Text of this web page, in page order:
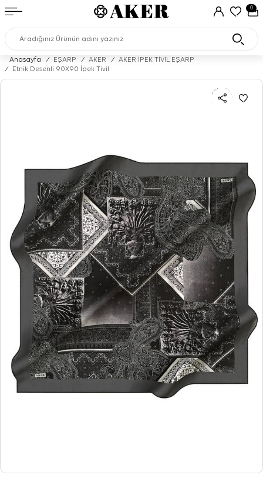
0
Anasayfa / EŞARP / AKER /
AKER İPEK TİVİL EŞARP
/
Etnik Desenli 90X90 İpek Tivil